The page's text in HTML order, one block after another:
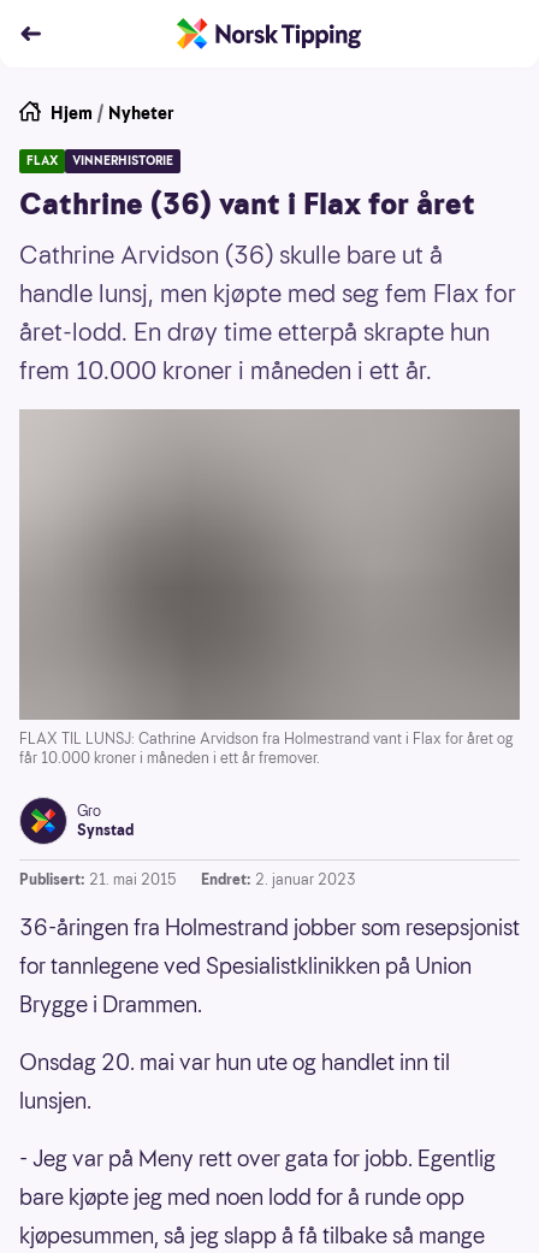
Hjem / Nyheter
FLAX VINNERHISTORIE
Cathrine (36) vant i Flax for året
Cathrine Arvidson (36) skulle bare ut å
handle lunsj, men kjøpte med seg fem Flax for
året-lodd. En drøy time etterpå skrapte hun
frem 10.000 kroner i måneden i ett år.
FLAX TIL LUNSJ: Cathrine Arvidson fra Holmestrand vant i Flax for året og
får 10.000 kroner i måneden i ett år fremover.
Gro
Synstad
Publisert: 21. mai 2015 Endret: 2. januar 2023
36-åringen fra Holmestrand jobber som resepsjonist
for tannlegene ved Spesialistklinikken på Union
Brygge i Drammen.
Onsdag 20. mai var hun ute og handlet inn til
lunsjen.
- Jeg var på Meny rett over gata for jobb. Egentlig
bare kjøpte jeg med noen lodd for å runde opp
kjøpesummen, så jeg slapp å få tilbake så mange